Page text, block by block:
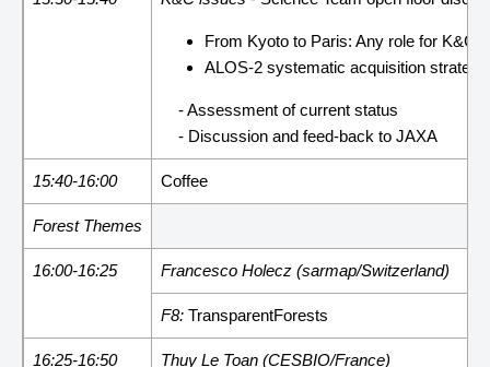
From Kyoto to Paris: Any role for K&C?
ALOS-2 systematic acquisition
- Assessment of current status
- Discussion and feed-back to JAXA
15:40-16:00 Coffee
Forest Themes
16:00-16:25 Francesco Holecz (sarmap/Switzerland)
F8: TransparentForests
16:25-16:50 Thuy Le Toan (CESBIO/France)